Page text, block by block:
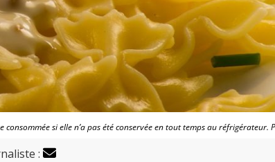
si elle n’a pas été conservée en tout temps au réfrigérateur.
: